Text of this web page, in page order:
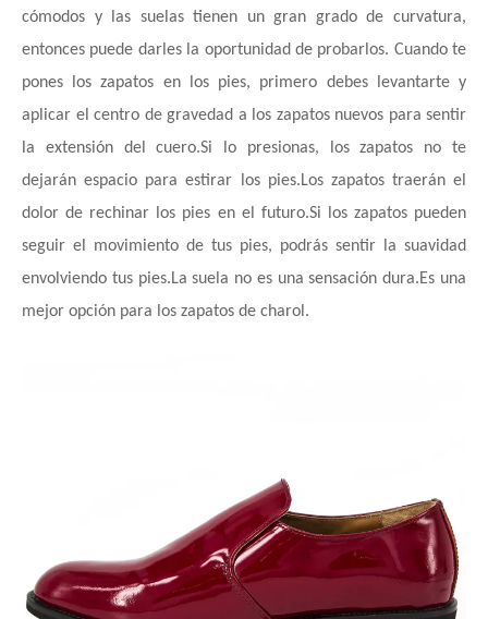
cómodos y las suelas tienen un gran grado de curvatura,
entonces puede darles la oportunidad de probarlos. Cuando te
pones los zapatos en los pies, primero debes levantarte y
aplicar el centro de gravedad a los zapatos nuevos para sentir
la extensión del cuero.Si lo presionas, los zapatos no te
dejarán espacio para estirar los pies.Los zapatos traerán el
dolor de rechinar los pies en el futuro.Si los zapatos pueden
seguir el movimiento de tus pies, podrás sentir la suavidad
envolviendo tus pies.La suela no es una sensación dura.Es una
mejor opción para los zapatos de charol.